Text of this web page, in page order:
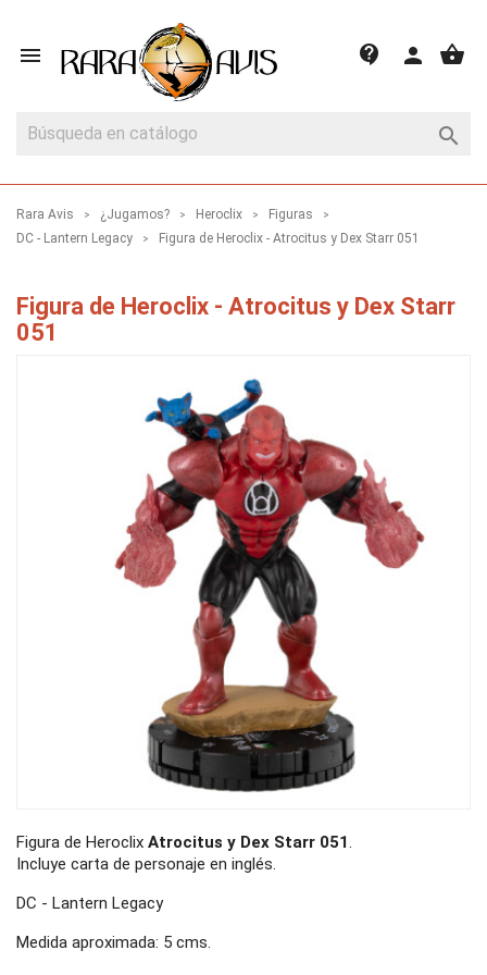
 shopping_basket
person
contact_support

Rara Avis ¿Jugamos? Heroclix
Figuras
DC - Lantern Legacy
Figura de Heroclix - Atrocitus y Dex Starr 051
Figura de Heroclix - Atrocitus y Dex Starr
051
Figura de Heroclix Atrocitus y Dex Starr 051.
Incluye carta de personaje en inglés.
DC - Lantern Legacy
Medida aproximada: 5 cms.